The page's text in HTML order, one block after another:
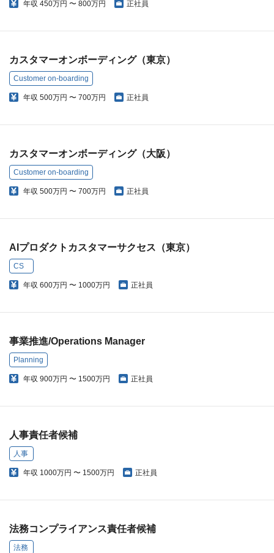
年収 450万円 〜 800万円 正社員
カスタマーオンボーディング（東京）
Customer on-boarding
年収 500万円 〜 700万円 正社員
カスタマーオンボーディング（大阪）
Customer on-boarding
年収 500万円 〜 700万円 正社員
AIプロダクトカスタマーサクセス（東京）
CS
年収 600万円 〜 1000万円 正社員
事業推進/Operations Manager
Planning
年収 900万円 〜 1500万円 正社員
人事責任者候補
人事
年収 1000万円 〜 1500万円 正社員
法務コンプライアンス責任者候補
法務